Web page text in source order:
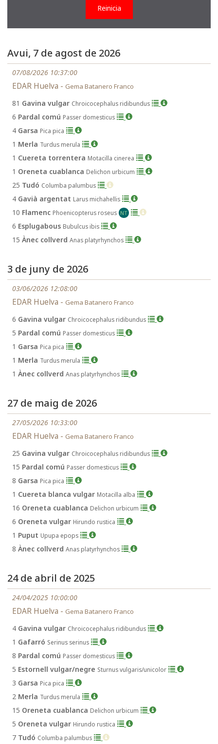
Reinicia
Avui, 7 de agost de 2026
07/08/2026 10:37:00
EDAR Huelva - Gema Batanero Franco
81 Gavina vulgar Chroicocephalus ridibundus
6 Pardal comú Passer domesticus
4 Garsa Pica pica
1 Merla Turdus merula
1 Cuereta torrentera Motacilla cinerea
1 Oreneta cuablanca Delichon urbicum
25 Tudó Columba palumbus
4 Gavià argentat Larus michahellis
10 Flamenc Phoenicopterus roseus NT
6 Esplugabous Bubulcus ibis
15 Ànec collverd Anas platyrhynchos
3 de juny de 2026
03/06/2026 12:08:00
EDAR Huelva - Gema Batanero Franco
6 Gavina vulgar Chroicocephalus ridibundus
5 Pardal comú Passer domesticus
1 Garsa Pica pica
1 Merla Turdus merula
1 Ànec collverd Anas platyrhynchos
27 de maig de 2026
27/05/2026 10:33:00
EDAR Huelva - Gema Batanero Franco
25 Gavina vulgar Chroicocephalus ridibundus
15 Pardal comú Passer domesticus
8 Garsa Pica pica
1 Cuereta blanca vulgar Motacilla alba
16 Oreneta cuablanca Delichon urbicum
6 Oreneta vulgar Hirundo rustica
1 Puput Upupa epops
8 Ànec collverd Anas platyrhynchos
24 de abril de 2025
24/04/2025 10:00:00
EDAR Huelva - Gema Batanero Franco
4 Gavina vulgar Chroicocephalus ridibundus
1 Gafarró Serinus serinus
8 Pardal comú Passer domesticus
5 Estornell vulgar/negre Sturnus vulgaris/unicolor
3 Garsa Pica pica
2 Merla Turdus merula
15 Oreneta cuablanca Delichon urbicum
5 Oreneta vulgar Hirundo rustica
7 Tudó Columba palumbus